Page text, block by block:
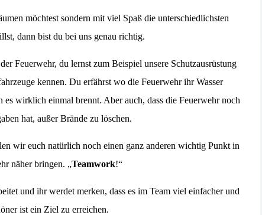
möchtest sondern mit viel Spaß die unterschiedlichsten
dann bist du bei uns genau richtig.
Feuerwehr, du lernst zum Beispiel unsere Schutzausrüstung
kennen. Du erfährst wo die Feuerwehr ihr Wasser
wirklich einmal brennt. Aber auch, dass die Feuerwehr noch
hat, außer Brände zu löschen.
wir euch natürlich noch einen ganz anderen wichtig Punkt in
näher bringen. „Teamwork!“
und ihr werdet merken, dass es im Team viel einfacher und
ist ein Ziel zu erreichen.